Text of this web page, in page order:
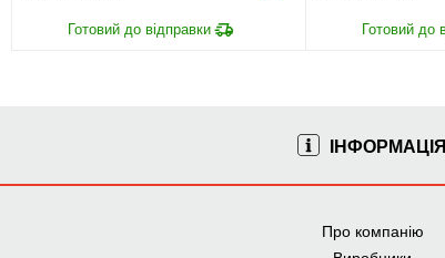
ІНФОРМАЦІЯ
Про компанію